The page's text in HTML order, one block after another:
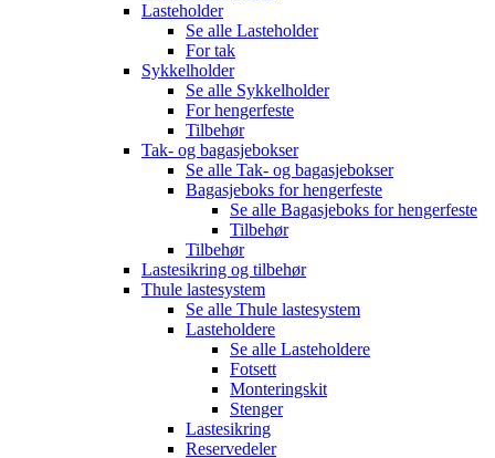
Lasteholder
Se alle Lasteholder
For tak
Sykkelholder
Se alle Sykkelholder
For hengerfeste
Tilbehør
Tak- og bagasjebokser
Se alle Tak- og bagasjebokser
Bagasjeboks for hengerfeste
Se alle Bagasjeboks for hengerfeste
Tilbehør
Tilbehør
Lastesikring og tilbehør
Thule lastesystem
Se alle Thule lastesystem
Lasteholdere
Se alle Lasteholdere
Fotsett
Monteringskit
Stenger
Lastesikring
Reservedeler